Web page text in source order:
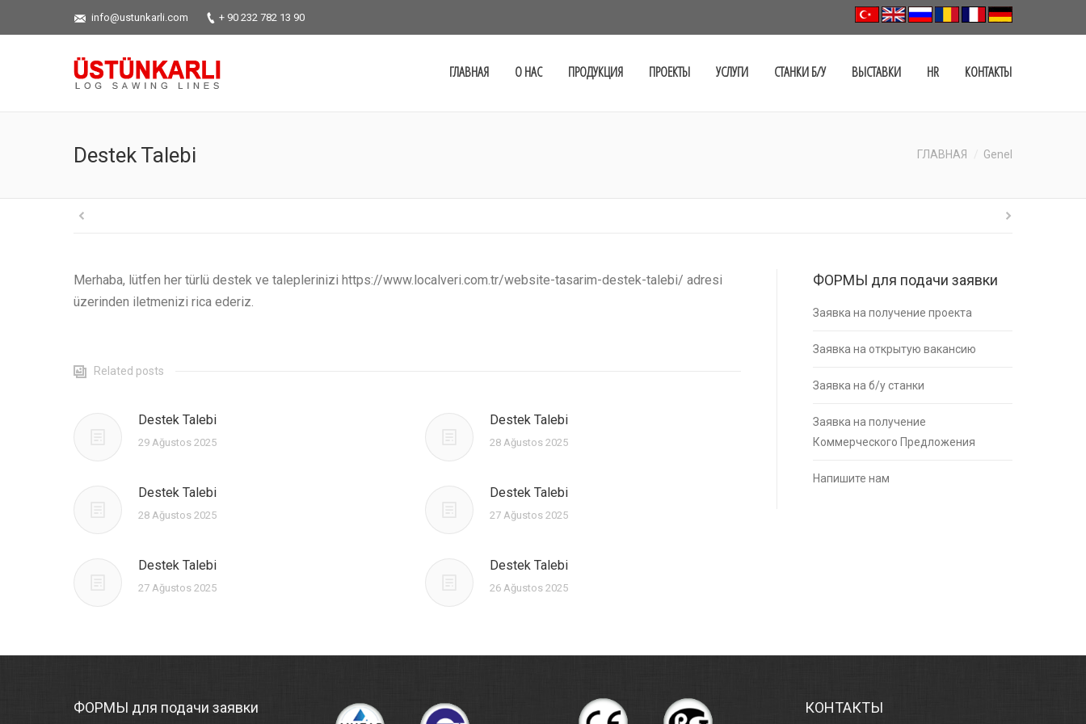
info@ustunkarli.com + 90 232 782 13 90
ГЛАВНАЯ О НАС ПРОДУКЦИЯ ПРОЕКТЫ УСЛУГИ СТАНКИ Б/У ВЫСТАВКИ HR КОНТАКТЫ
Destek Talebi ГЛАВНАЯ Genel
Merhaba, lütfen her türlü destek ve taleplerinizi https://www.localveri.com.tr/website-tasarim-destek-talebi/ adresi
üzerinden iletmenizi rica ederiz.
Related posts
Destek Talebi
29 Ağustos 2025
Destek Talebi
28 Ağustos 2025
Destek Talebi
28 Ağustos 2025
Destek Talebi
27 Ağustos 2025
Destek Talebi
27 Ağustos 2025
Destek Talebi
26 Ağustos 2025
ФОРМЫ для подачи заявки
Заявка на получение проекта
Заявка на открытую вакансию
Заявка на б/у станки
Заявка на получение
Коммерческого Предложения
Напишите нам
ФОРМЫ для подачи заявки КОНТАКТЫ